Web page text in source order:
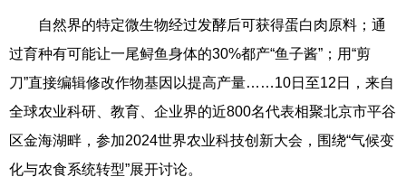
自然界的特定微生物经过发酵后可获得蛋白肉原料；通
过育种有可能让一尾鲟鱼身体的30%都产“鱼子酱”；用“剪
刀”直接编辑修改作物基因以提高产量……10日至12日，来自
全球农业科研、教育、企业界的近800名代表相聚北京市平谷
区金海湖畔，参加2024世界农业科技创新大会，围绕“气候变
化与农食系统转型”展开讨论。